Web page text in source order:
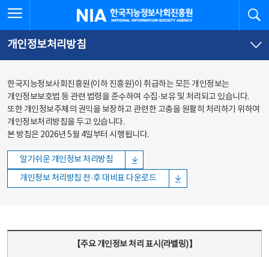
바로가기
바로가기
한국지능정보사회진흥원
개인정보처리방침
한국지능정보사회진흥원(이하 진흥원)이 취급하는 모든 개인정보는
개인정보보호법 등 관련 법령을 준수하여 수집·보유 및 처리되고 있습니다.
또한 개인정보주체의 권익을 보장하고 관련한 고충을 원활히 처리하기 위하여
개인정보처리방침을 두고 있습니다.
본 방침은 2026년 5월 4일부터 시행됩니다.
알기쉬운 개인정보 처리방침
개인정보 처리방침 전·후 대비표 다운로드
【주요 개인정보 처리 표시(라벨링)】